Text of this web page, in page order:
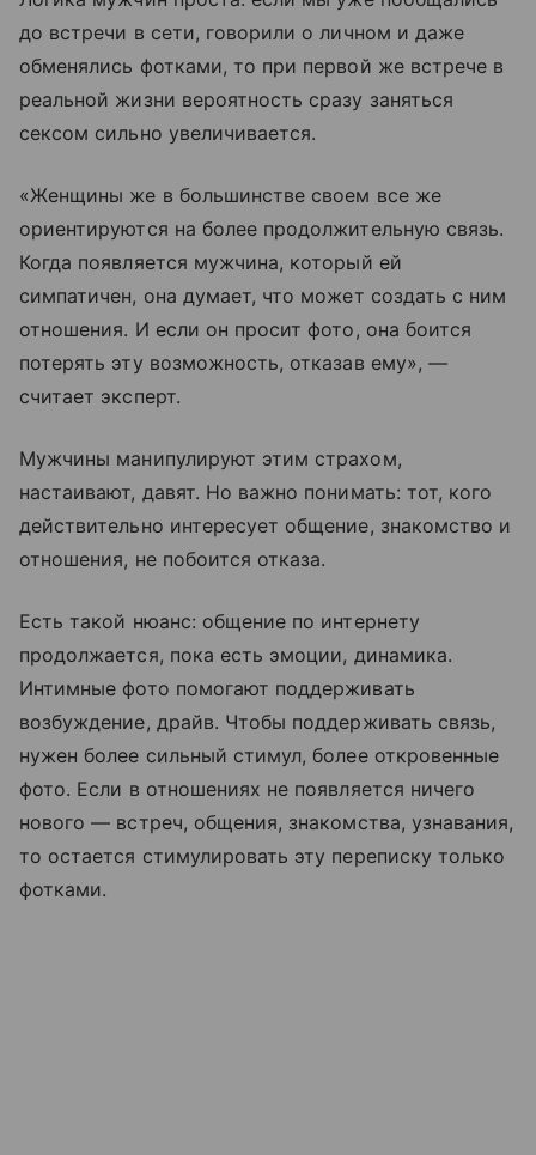
до встречи в сети, говорили о личном и даже
обменялись фотками, то при первой же встрече в
реальной жизни вероятность сразу заняться
сексом сильно увеличивается.
«Женщины же в большинстве своем все же
ориентируются на более продолжительную связь.
Когда появляется мужчина, который ей
симпатичен, она думает, что может создать с ним
отношения. И если он просит фото, она боится
потерять эту возможность, отказав ему», —
считает эксперт.
Мужчины манипулируют этим страхом,
настаивают, давят. Но важно понимать: тот, кого
действительно интересует общение, знакомство и
отношения, не побоится отказа.
Есть такой нюанс: общение по интернету
продолжается, пока есть эмоции, динамика.
Интимные фото помогают поддерживать
возбуждение, драйв. Чтобы поддерживать связь,
нужен более сильный стимул, более откровенные
фото. Если в отношениях не появляется ничего
нового — встреч, общения, знакомства, узнавания,
то остается стимулировать эту переписку только
фотками.